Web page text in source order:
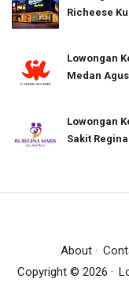
Richeese
Lowongan
Medan
Lowongan
Sakit
About
Copyright © 2026